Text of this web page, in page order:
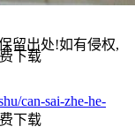
下载
下载
留出处!如有侵权,
can-sai-zhe-he-